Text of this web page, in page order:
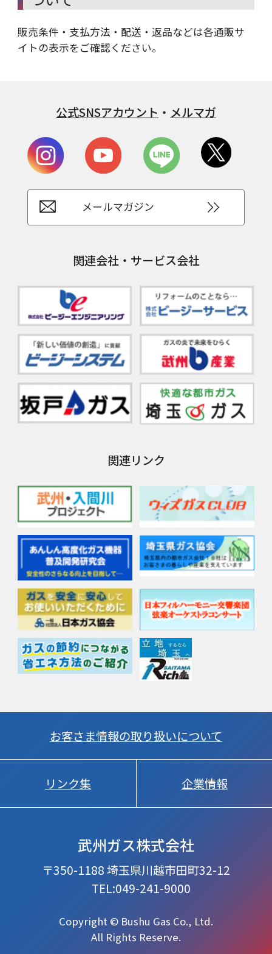
販売条件・支払方法・配送・返品などは各通販サ
イトの表示をご確認ください。
公式SNSアカウント ・ メルマガ
メールマガジン
関連会社・サービス会社
関連リンク
武州ガス株式会社
〒350-1188 埼玉県川越市田町32-12
TEL:049-241-9000
お客さま情報の取り扱いについて
リンク集 企業情報
Copyright © Bushu Gas Co., Ltd.
All Rights Reserve.